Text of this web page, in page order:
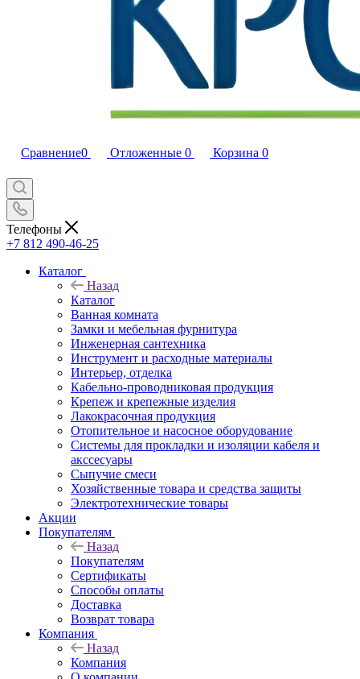
Сравнение0 Отложенные 0 Корзина 0
Телефоны
+7 812 490-46-25
Каталог
Назад
Каталог
Ванная комната
Замки и мебельная фурнитура
Инженерная сантехника
Инструмент и расходные материалы
Интерьер, отделка
Кабельно-проводниковая продукция
Крепеж и крепежные изделия
Лакокрасочная продукция
Отопительное и насосное оборудование
Системы для прокладки и изоляции кабеля и
акссесуары
Сыпучие смеси
Хозяйственные товара и средства защиты
Электротехнические товары
Акции
Покупателям
Назад
Покупателям
Сертификаты
Способы оплаты
Доставка
Возврат товара
Компания
Назад
Компания